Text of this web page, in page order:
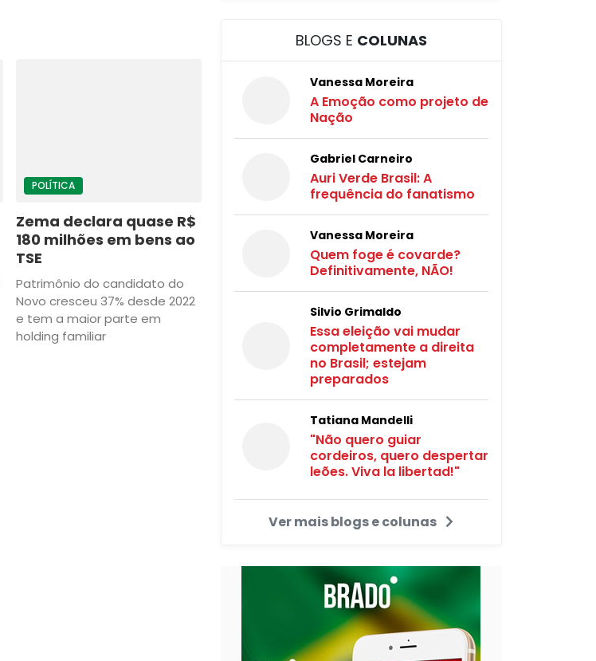
POLÍTICA
Zema declara quase R$
180 milhões em bens ao
TSE
Patrimônio do candidato do
Novo cresceu 37% desde 2022
e tem a maior parte em
holding familiar
BLOGS E COLUNAS
Vanessa Moreira
A Emoção como projeto de
Nação
Gabriel Carneiro
Auri Verde Brasil: A
frequência do fanatismo
Vanessa Moreira
Quem foge é covarde?
Definitivamente, NÃO!
Silvio Grimaldo
Essa eleição vai mudar
completamente a direita
no Brasil; estejam
preparados
Tatiana Mandelli
"Não quero guiar
cordeiros, quero despertar
leões. Viva la libertad!"
Ver mais blogs e colunas